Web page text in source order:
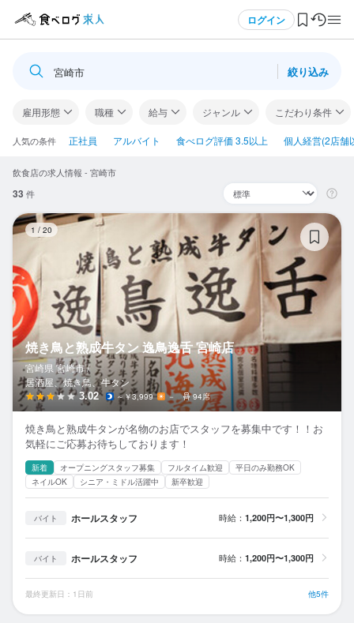
ログイン
食べログ求人TOP
求人検索
気になる求人
検索履歴・保存した条件
応募履歴
WEB履歴書
スカウト・メルマガ受信設定
ヘルプ・お問い合わせフォーム
食べログ求人PRESS
プライバシーポリシー
利用規約
企業情報
宮崎市 絞り込み
雇用形態 職種 給与 ジャンル こだわり条件
人気の条件 正社員 アルバイト 食べログ評価 3.5以上 個人経営(2店舗
飲食店の求人情報 - 宮崎市
33 件
1 / 20
焼き鳥と熟成牛タン 逸鳥逸舌 宮崎店
宮崎県 宮崎市 /
居酒屋、焼き鳥、牛タン
3.02 ～￥3,999 － 94席
焼き鳥と熟成牛タンが名物のお店でスタッフを募集中です！！お
気軽にご応募お待ちしております！
新着 オープニングスタッフ募集 フルタイム歓迎
平日のみ勤務OK
ネイルOK
シニア・ミドル活躍中 新卒歓迎
バイト ホールスタッフ 時給： 1,200円〜1,300円
バイト ホールスタッフ 時給： 1,200円〜1,300円
最終更新日：1日前 他5件